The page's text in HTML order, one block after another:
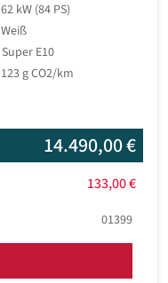
62 kW (84 PS)
Weiß
Super E10
123 g CO2/km
14.490,00 €
133,00 €
01399